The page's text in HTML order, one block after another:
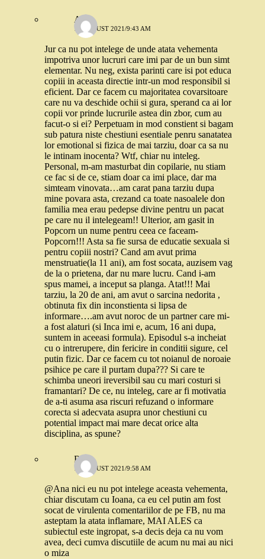
Ana
19 AUGUST 2021/9:43 AM
Jur ca nu pot intelege de unde atata vehementa
impotriva unor lucruri care imi par de un bun simt
elementar. Nu neg, exista parinti care isi pot educa
copiii in aceasta directie intr-un mod responsibil si
eficient. Dar ce facem cu majoritatea covarsitoare
care nu va deschide ochii si gura, sperand ca ai lor
copii vor prinde lucrurile astea din zbor, cum au
facut-o si ei? Perpetuam in mod constient si bagam
sub patura niste chestiuni esentiale penru sanatatea
lor emotional si fizica de mai tarziu, doar ca sa nu
le intinam inocenta? Wtf, chiar nu inteleg.
Personal, m-am masturbat din copilarie, nu stiam
ce fac si de ce, stiam doar ca imi place, dar ma
simteam vinovata…am carat pana tarziu dupa
mine povara asta, crezand ca toate nasoalele don
familia mea erau pedepse divine pentru un pacat
pe care nu il intelegeam!! Ulterior, am gasit in
Popcorn un nume pentru ceea ce faceam-
Popcorn!!! Asta sa fie sursa de educatie sexuala si
pentru copiii nostri? Cand am avut prima
menstruatie(la 11 ani), am fost socata, auzisem vag
de la o prietena, dar nu mare lucru. Cand i-am
spus mamei, a inceput sa planga. Atat!!! Mai
tarziu, la 20 de ani, am avut o sarcina nedorita ,
obtinuta fix din inconstienta si lipsa de
informare….am avut noroc de un partner care mi-
a fost alaturi (si Inca imi e, acum, 16 ani dupa,
suntem in aceeasi formula). Episodul s-a incheiat
cu o intrerupere, din fericire in conditii sigure, cel
putin fizic. Dar ce facem cu tot noianul de noroaie
psihice pe care il purtam dupa??? Si care te
schimba uneori ireversibil sau cu mari costuri si
framantari? De ce, nu inteleg, care ar fi motivatia
de a-ti asuma asa riscuri refuzand o informare
corecta si adecvata asupra unor chestiuni cu
potential impact mai mare decat orice alta
disciplina, as spune?
Robo
19 AUGUST 2021/9:58 AM
@Ana nici eu nu pot intelege aceasta vehementa,
chiar discutam cu Ioana, ca eu cel putin am fost
socat de virulenta comentariilor de pe FB, nu ma
asteptam la atata inflamare, MAI ALES ca
subiectul este ingropat, s-a decis deja ca nu vom
avea, deci cumva discutiile de acum nu mai au nici
o miza